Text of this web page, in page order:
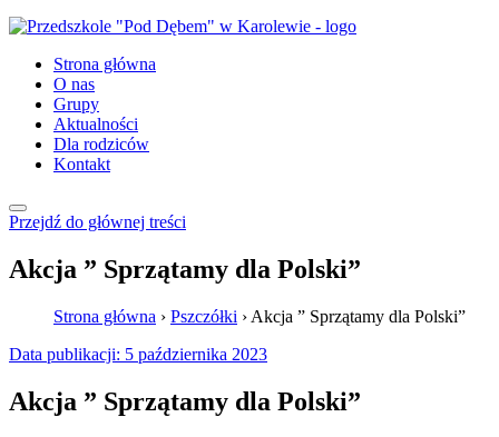
Strona główna
O nas
Grupy
Aktualności
Dla rodziców
Kontakt
Przejdź do głównej treści
Akcja ” Sprzątamy dla Polski”
Strona główna › Pszczółki › Akcja ” Sprzątamy dla Polski”
Data publikacji: 5 października 2023
Akcja ” Sprzątamy dla Polski”